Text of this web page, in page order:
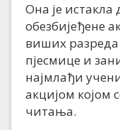
Она је истакла
обезбијеђене
виших разреда
пјесмице и
најмлађи
акцијом којом
читања.